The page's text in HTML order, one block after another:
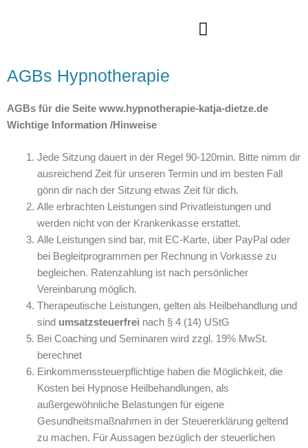
AGBs Hypnotherapie
AGBs für die Seite www.hypnotherapie-katja-dietze.de
Wichtige Information /Hinweise
Jede Sitzung dauert in der Regel 90-120min. Bitte nimm dir
ausreichend Zeit für unseren Termin und im besten Fall
gönn dir nach der Sitzung etwas Zeit für dich.
Alle erbrachten Leistungen sind Privatleistungen und
werden nicht von der Krankenkasse erstattet.
Alle Leistungen sind bar, mit EC-Karte, über PayPal oder
bei Begleitprogrammen per Rechnung in Vorkasse zu
begleichen. Ratenzahlung ist nach persönlicher
Vereinbarung möglich.
Therapeutische Leistungen, gelten als Heilbehandlung und
sind umsatzsteuerfrei nach § 4 (14) UStG
Bei Coaching und Seminaren wird zzgl. 19% MwSt.
berechnet
Einkommenssteuerpflichtige haben die Möglichkeit, die
Kosten bei Hypnose Heilbehandlungen, als
außergewöhnliche Belastungen für eigene
Gesundheitsmaßnahmen in der Steuererklärung geltend
zu machen. Für Aussagen bezüglich der steuerlichen